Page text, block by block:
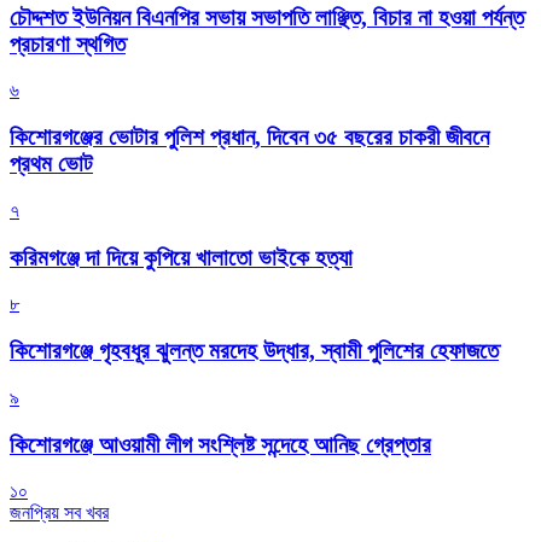
চৌদ্দশত ইউনিয়ন বিএনপির সভায় সভাপতি লাঞ্ছিত, বিচার না হওয়া পর্যন্ত
প্রচারণা স্থগিত
৬
কিশোরগঞ্জের ভোটার পুলিশ প্রধান, দিবেন ৩৫ বছরের চাকরী জীবনে
প্রথম ভোট
৭
করিমগঞ্জে দা দিয়ে কুপিয়ে খালাতো ভাইকে হত্যা
৮
কিশোরগঞ্জে গৃহবধূর ঝুলন্ত মরদেহ উদ্ধার, স্বামী পুলিশের হেফাজতে
৯
কিশোরগঞ্জে আওয়ামী লীগ সংশ্লিষ্ট সন্দেহে আনিছ গ্রেপ্তার
১০
জনপ্রিয় সব খবর